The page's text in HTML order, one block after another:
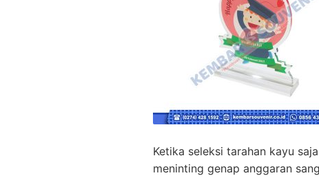
Ketika seleksi tarahan kayu
meninting genap anggaran